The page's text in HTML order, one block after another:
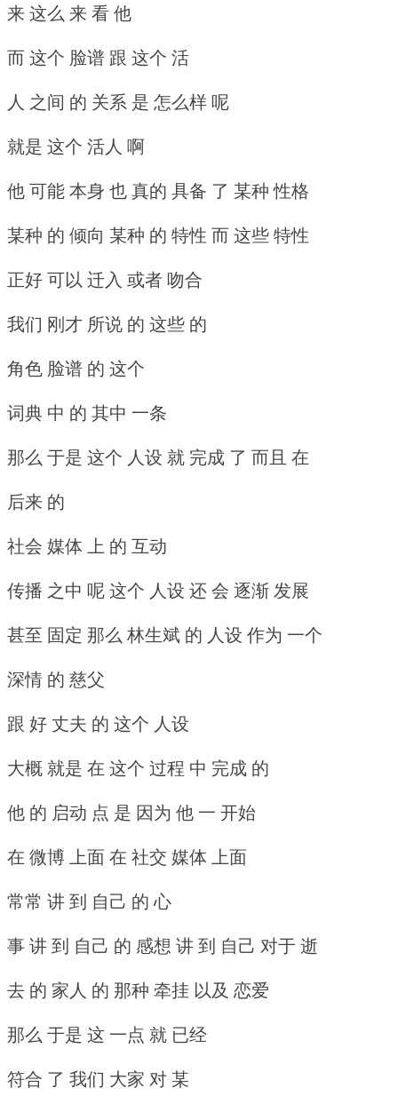
来 这么 来 看 他
而 这个 脸谱 跟 这个 活
人 之间 的 关系 是 怎么样 呢
就是 这个 活人 啊
他 可能 本身 也 真的 具备 了 某种 性格
某种 的 倾向 某种 的 特性 而 这些 特性
正好 可以 迁入 或者 吻合
我们 刚才 所说 的 这些 的
角色 脸谱 的 这个
词典 中 的 其中 一条
那么 于是 这个 人设 就 完成 了 而且 在
后来 的
社会 媒体 上 的 互动
传播 之中 呢 这个 人设 还 会 逐渐 发展
甚至 固定 那么 林生斌 的 人设 作为 一个
深情 的 慈父
跟 好 丈夫 的 这个 人设
大概 就是 在 这个 过程 中 完成 的
他 的 启动 点 是 因为 他 一 开始
在 微博 上面 在 社交 媒体 上面
常常 讲 到 自己 的 心
事 讲 到 自己 的 感想 讲 到 自己 对于 逝
去 的 家人 的 那种 牵挂 以及 恋爱
那么 于是 这 一点 就 已经
符合 了 我们 大家 对 某